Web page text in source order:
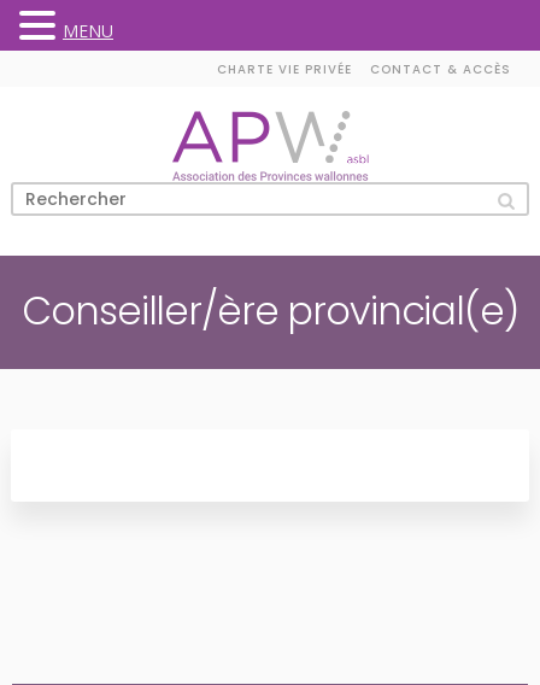
CHARTE VIE PRIVÉE CONTACT & ACCÈS
Conseiller/ère provincial(e)
MENU